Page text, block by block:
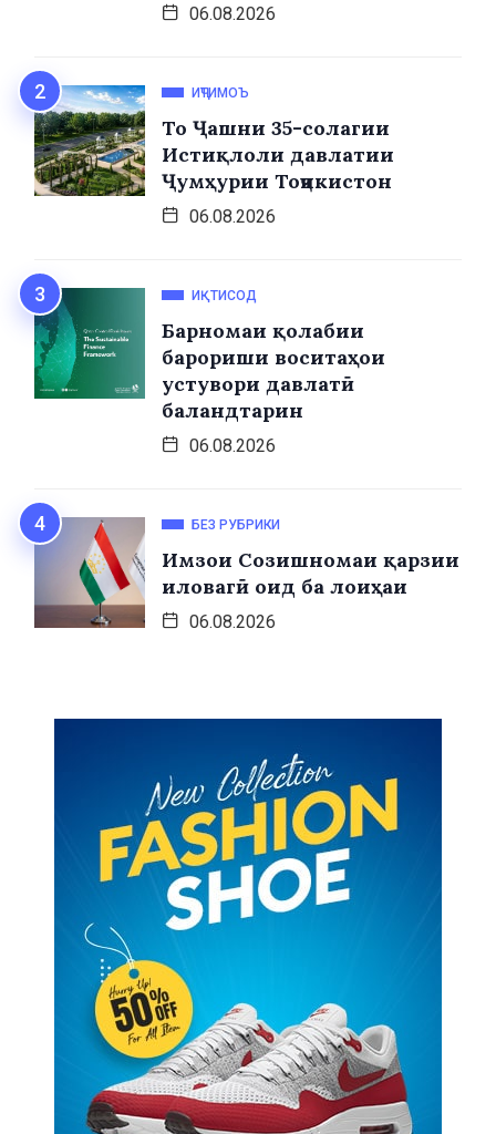
06.08.2026
ИҶТИМОЪ
То Ҷашни 35-солагии
Истиқлоли давлатии
Ҷумҳурии Тоҷикистон
06.08.2026
ИҚТИСОД
Барномаи қолабии
барориши воситаҳои
устувори давлатӣ
баландтарин
06.08.2026
БЕЗ РУБРИКИ
Имзои Созишномаи қарзии
иловагӣ оид ба лоиҳаи
06.08.2026